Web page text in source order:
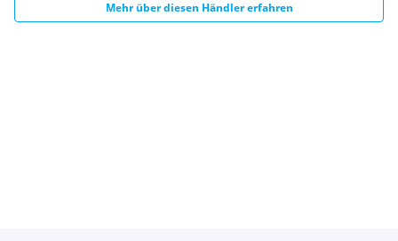
RückfahrkameraMehr über diesen Händler erfahren